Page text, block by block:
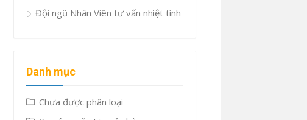
Đội ngũ Nhân Viên tư vấn nhiệt tình
Danh mục
Chưa được phân loại